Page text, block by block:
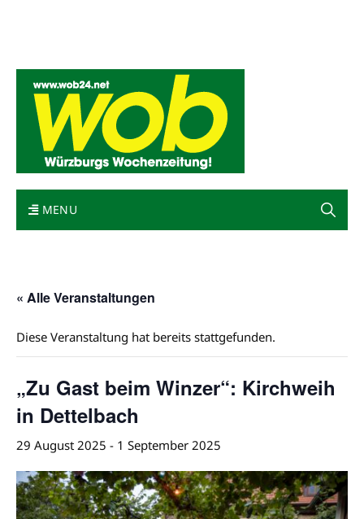
MENU
« Alle Veranstaltungen
Diese Veranstaltung hat bereits stattgefunden.
„Zu Gast beim Winzer“: Kirchweih
in Dettelbach
29 August 2025 - 1 September 2025